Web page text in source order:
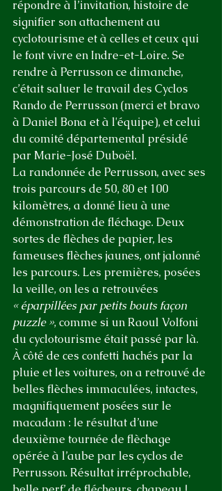
répondre à l’invitation, histoire de
signifier son attachement au
cyclotourisme et à celles et ceux qui
le font vivre en Indre-et-Loire. Se
rendre à Perrusson ce dimanche,
c’était saluer le travail des Cyclos
Rando de Perrusson (merci et bravo
à Daniel Bona et à l'équipe), et celui
du comité départemental présidé
par Marie-José Duboël.
La randonnée de Perrusson, avec ses
trois parcours de 50, 80 et 100
kilomètres, a donné lieu à une
démonstration de fléchage. Deux
sortes de flèches de papier, les
fameuses flèches jaunes, ont jalonné
les parcours. Les premières, posées
la veille, on les a retrouvées
« éparpillées par petits bouts façon
puzzle », comme si un Raoul Volfoni
du cyclotourisme était passé par là.
À côté de ces confetti hachés par la
pluie et les voitures, on a retrouvé de
belles flèches immaculées, intactes,
magnifiquement posées sur le
macadam : le résultat d’une
deuxième tournée de flèchage
opérée à l’aube par les cyclos de
Perrusson. Résultat irréprochable,